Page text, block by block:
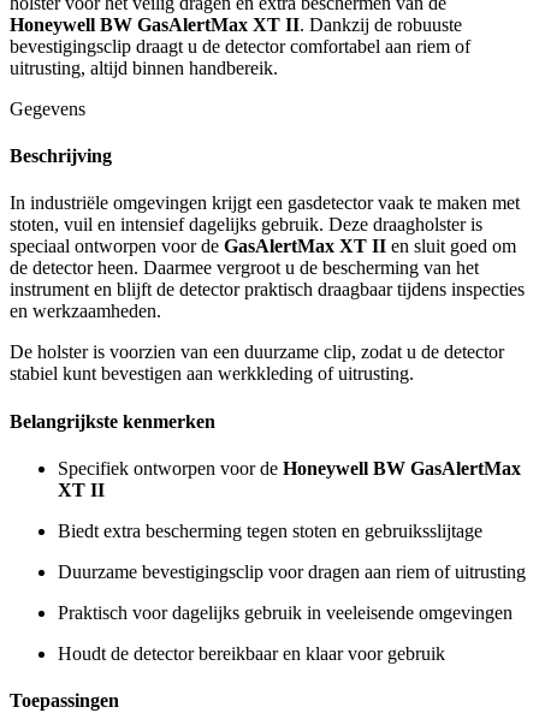
Honeywell BW GasAlertMax XT II. Dankzij de robuuste
bevestigingsclip draagt u de detector comfortabel aan riem of
uitrusting, altijd binnen handbereik.
Gegevens
Beschrijving
In industriële omgevingen krijgt een gasdetector vaak te maken met
stoten, vuil en intensief dagelijks gebruik. Deze draagholster is
speciaal ontworpen voor de GasAlertMax XT II en sluit goed om
de detector heen. Daarmee vergroot u de bescherming van het
instrument en blijft de detector praktisch draagbaar tijdens inspecties
en werkzaamheden.
De holster is voorzien van een duurzame clip, zodat u de detector
stabiel kunt bevestigen aan werkkleding of uitrusting.
Belangrijkste kenmerken
Specifiek ontworpen voor de Honeywell BW GasAlertMax
XT II
Biedt extra bescherming tegen stoten en gebruiksslijtage
Duurzame bevestigingsclip voor dragen aan riem of uitrusting
Praktisch voor dagelijks gebruik in veeleisende omgevingen
Houdt de detector bereikbaar en klaar voor gebruik
Toepassingen